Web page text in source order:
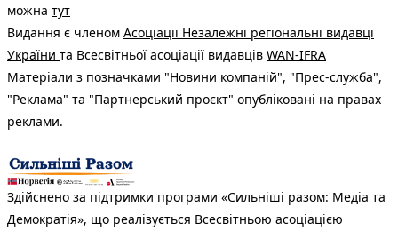
можна тут
Видання є членом Асоціації Незалежні регіональні видавці
України та Всесвітньої асоціації видавців WAN-IFRA
Матеріали з позначками "Новини компаній", "Прес-служба",
"Реклама" та "Партнерський проєкт" опубліковані на правах
реклами.
Здійснено за підтримки програми «Сильніші разом: Медіа та
Демократія», що реалізується Всесвітньою асоціацією